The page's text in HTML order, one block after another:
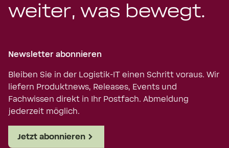
weiter, was bewegt.
Newsletter abonnieren
Bleiben Sie in der Logistik-IT einen Schritt voraus. Wir
liefern Produktnews, Releases, Events und
Fachwissen direkt in Ihr Postfach. Abmeldung
jederzeit möglich.
Jetzt abonnieren